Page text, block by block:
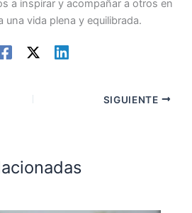
a inspirar y acompañar a otros en
una vida plena y equilibrada.
SIGUIENTE